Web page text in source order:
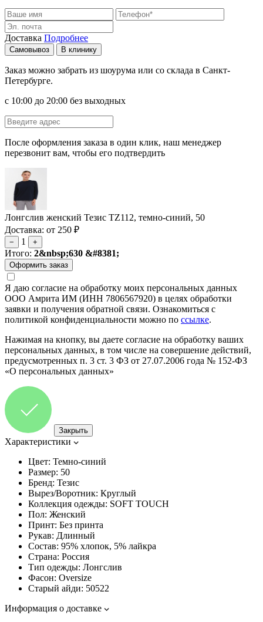
Доставка Подробнее
Самовывоз В клинику
Заказ можно забрать из шоурума или со склада в Санкт-
Петербурге.
с 10:00 до 20:00 без выходных
После оформления заказа в один клик, наш менеджер
перезвонит вам, чтобы его подтвердить
Лонгслив женский Тезис TZ112, темно-синий, 50
Доставка: от 250 ₽
− 1 +
Итого: 2&nbsp;630 &#8381;
Я даю согласие на обработку моих персональных данных
ООО Амрита ИМ (ИНН 7806567920) в целях обработки
заявки и получения обратной связи. Ознакомиться с
политикой конфиденциальности можно по ссылке.
Нажимая на кнопку, вы даете согласие на обработку ваших
персональных данных, в том числе на совершение действий,
предусмотренных п. 3 ст. 3 ФЗ от 27.07.2006 года № 152-ФЗ
«О персональных данных»
Закрыть
Характеристики
Цвет: Темно-синий
Размер: 50
Бренд: Тезис
Вырез/Воротник: Круглый
Коллекция одежды: SOFT TOUCH
Пол: Женский
Принт: Без принта
Рукав: Длинный
Состав: 95% хлопок, 5% лайкра
Страна: Россия
Тип одежды: Лонгслив
Фасон: Oversize
Старый айди: 50522
Информация о доставке